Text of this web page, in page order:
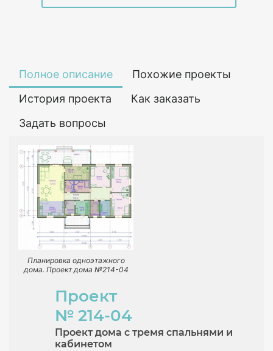
Полное описание
Похожие проекты
История проекта
Как заказать
Задать вопросы
Планировка одноэтажного
дома. Проект дома №214-04
Проект
№ 214-04
Проект дома с тремя спальнями и
кабинетом